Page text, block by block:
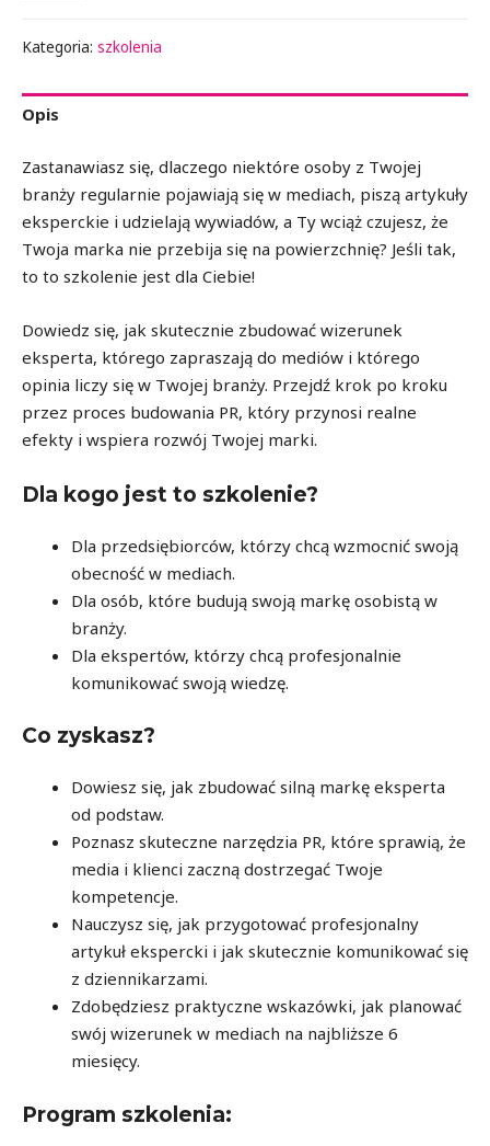
Kategoria: szkolenia
Opis
Zastanawiasz się, dlaczego niektóre osoby z Twojej
branży regularnie pojawiają się w mediach, piszą artykuły
eksperckie i udzielają wywiadów, a Ty wciąż czujesz, że
Twoja marka nie przebija się na powierzchnię? Jeśli tak,
to to szkolenie jest dla Ciebie!
Dowiedz się, jak skutecznie zbudować wizerunek
eksperta, którego zapraszają do mediów i którego
opinia liczy się w Twojej branży. Przejdź krok po kroku
przez proces budowania PR, który przynosi realne
efekty i wspiera rozwój Twojej marki.
Dla kogo jest to szkolenie?
Dla przedsiębiorców, którzy chcą wzmocnić swoją
obecność w mediach.
Dla osób, które budują swoją markę osobistą w
branży.
Dla ekspertów, którzy chcą profesjonalnie
komunikować swoją wiedzę.
Co zyskasz?
Dowiesz się, jak zbudować silną markę eksperta
od podstaw.
Poznasz skuteczne narzędzia PR, które sprawią, że
media i klienci zaczną dostrzegać Twoje
kompetencje.
Nauczysz się, jak przygotować profesjonalny
artykuł ekspercki i jak skutecznie komunikować się
z dziennikarzami.
Zdobędziesz praktyczne wskazówki, jak planować
swój wizerunek w mediach na najbliższe 6
miesięcy.
Program szkolenia: